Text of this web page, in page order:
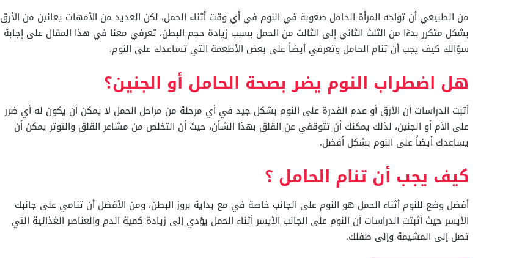
من الطبيعي أن تواجه المرأة الحامل صعوبة في النوم في أي وقت أثناء الحمل، لكن العديد من الأمهات يعانين من الأرق
بشكل متكرر بدءًا من الثلث الثاني إلى الثالث من الحمل بسبب زيادة حجم البطن، تعرفي معنا في هذا المقال على إجابة
سؤالك كيف يجب أن تنام الحامل وتعرفي أيضاً على بعض الأطعمة التي تساعدك على النوم.
هل اضطراب النوم يضر بصحة الحامل أو الجنين؟
أثبت الدراسات أن الأرق أو عدم القدرة على النوم بشكل جيد في أي مرحلة من مراحل الحمل لا يمكن أن يكون له أي ضرر
على الأم أو الجنين، لذلك يمكنك أن تتوقفي عن القلق بهذا الشأن، حيث أن التخلص من مشاعر القلق والتوتر يمكن أن
يساعدك أيضاً على النوم بشكل أفضل.
كيف يجب أن تنام الحامل ؟
أفضل وضع للنوم أثناء الحمل هو النوم على الجانب خاصة في مع بداية بروز البطن، ومن الأفضل أن تنامي على جانبك
الأيسر حيث أثبتت الدراسات أن النوم على الجانب الأيسر أثناء الحمل يؤدي إلى زيادة كمية الدم والعناصر الغذائية التي
تصل إلى المشيمة وإلى طفلك.